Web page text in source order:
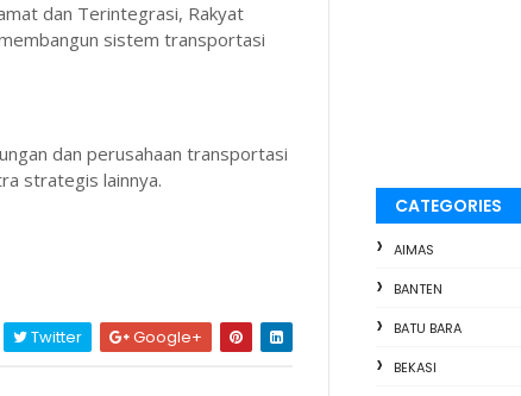
dan Terintegrasi, Rakyat
sistem transportasi
dan perusahaan transportasi
strategis lainnya.
Twitter Google+
CATEGORIES
AIMAS
BANTEN
BATU BARA
BEKASI